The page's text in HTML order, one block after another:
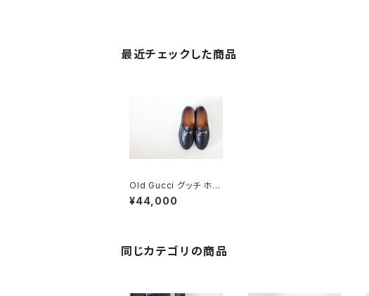
最近チェックした商品
Old Gucci グッチ ホー
スビットローファー 4.5
B ラバー
¥44,000
同じカテゴリの商品